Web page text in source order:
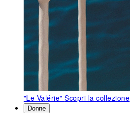
"Le Valérie"Scopri la collezione
Donne